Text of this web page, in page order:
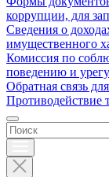
коррупции, для
Сведения о
имущественного
Комиссия по
поведению и
Обратная связь
Противодействие